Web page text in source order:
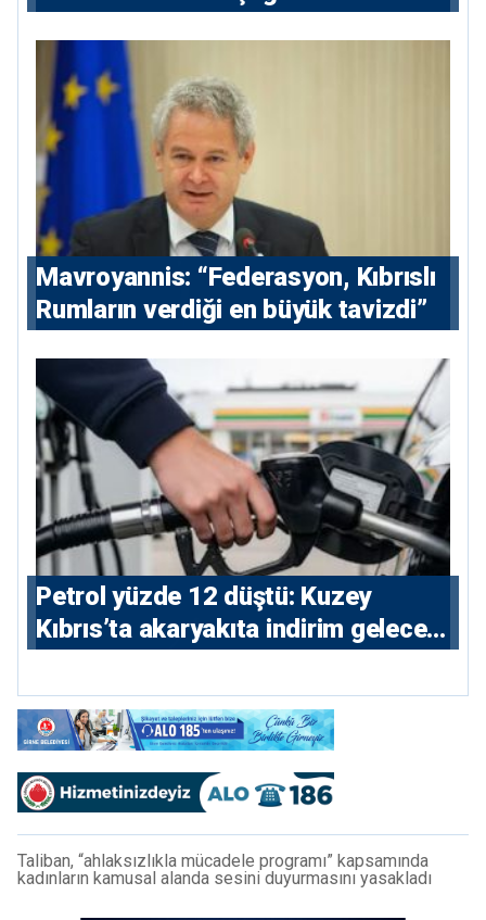
Mavroyannis: “Federasyon, Kıbrıslı
Rumların verdiği en büyük tavizdi”
Petrol yüzde 12 düştü: Kuzey
Kıbrıs’ta akaryakıta indirim gelecek
Taliban, “ahlaksızlıkla mücadele programı” kapsamında
kadınların kamusal alanda sesini duyurmasını yasakladı